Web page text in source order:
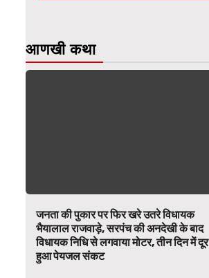
आणखी कथा
जनता की पुकार पर फिर खरे उतरे विधायक
भैयालाल राजवाड़े, सरपंच की अनदेखी के बाद
विधायक निधि से लगवाया मोटर, तीन दिन में दूर
हुआ पेयजल संकट